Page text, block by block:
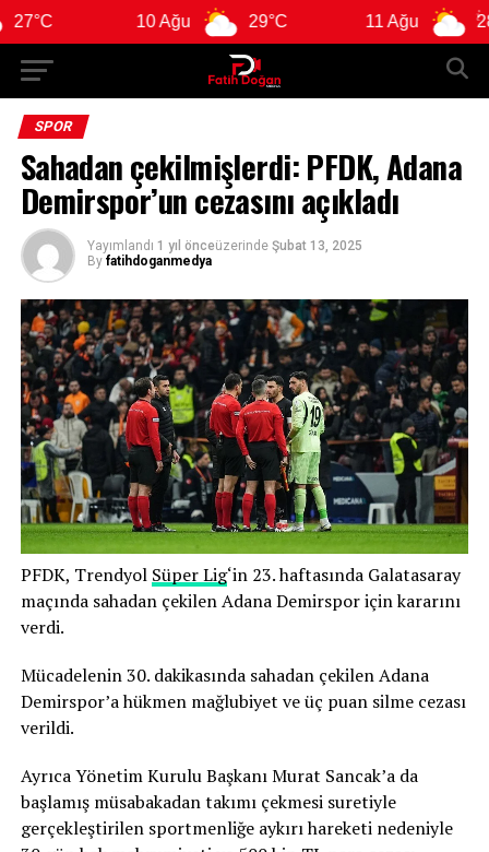
29°C 28°C
SPOR
Sahadan çekilmişlerdi: PFDK, Adana
Demirspor’un cezasını açıkladı
Yayımlandı 1 yıl önceüzerinde Şubat 13, 2025
By fatihdoganmedya
PFDK, Trendyol Süper Lig‘in 23. haftasında Galatasaray
maçında sahadan çekilen Adana Demirspor için kararını
verdi.
Mücadelenin 30. dakikasında sahadan çekilen Adana
Demirspor’a hükmen mağlubiyet ve üç puan silme cezası
verildi.
Ayrıca Yönetim Kurulu Başkanı Murat Sancak’a da
başlamış müsabakadan takımı çekmesi suretiyle
gerçekleştirilen sportmenliğe aykırı hareketi nedeniyle